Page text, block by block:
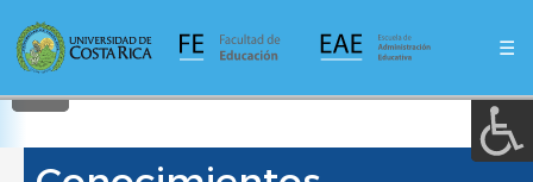
contenido
principal
☰